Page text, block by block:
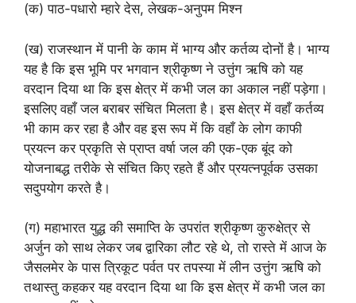
(क) पाठ-पधारो म्हारे देस, लेखक-अनुपम मिश्न
(ख) राजस्थान में पानी के काम में भाग्य और कर्तव्य दोनों है। भाग्य
यह है कि इस भूमि पर भगवान श्रीकृष्ण ने उत्तुंग ऋषि को यह
वरदान दिया था कि इस क्षेत्र में कभी जल का अकाल नहीं पड़ेगा।
इसलिए वहाँ जल बराबर संचित मिलता है। इस क्षेत्र में वहाँ कर्तव्य
भी काम कर रहा है और वह इस रूप में कि वहाँ के लोग काफी
प्रयत्न कर प्रकृति से प्राप्त वर्षा जल की एक-एक बूंद को
योजनाबद्ध तरीके से संचित किए रहते हैं और प्रयत्नपूर्वक उसका
सदुपयोग करते है।
(ग) महाभारत युद्ध की समाप्ति के उपरांत श्रीकृष्ण कुरुक्षेत्र से
अर्जुन को साथ लेकर जब द्वारिका लौट रहे थे, तो रास्ते में आज के
जैसलमेर के पास त्रिकूट पर्वत पर तपस्या में लीन उत्तुंग ऋषि को
तथास्तु कहकर यह वरदान दिया था कि इस क्षेत्र में कभी जल का